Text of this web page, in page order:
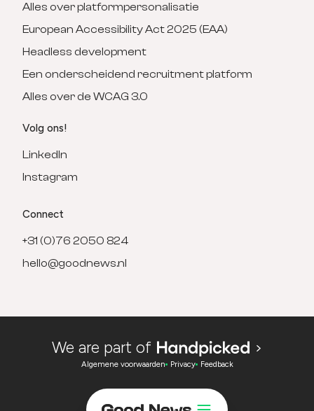
Alles over platformpersonalisatie
European Accessibility Act 2025 (EAA)
Headless development
Een onderscheidend recruitment platform
Alles over de WCAG 3.0
Volg ons!
LinkedIn
Instagram
Connect
+31 (0)76 2050 824
hello@goodnews.nl
Algemene voorwaarden Privacy Feedback
We are part of